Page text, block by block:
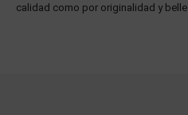
calidad como por originalidad y